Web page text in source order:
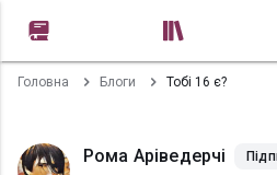
Головна Блоги Тобі 16 є?
Рома Аріведерчі